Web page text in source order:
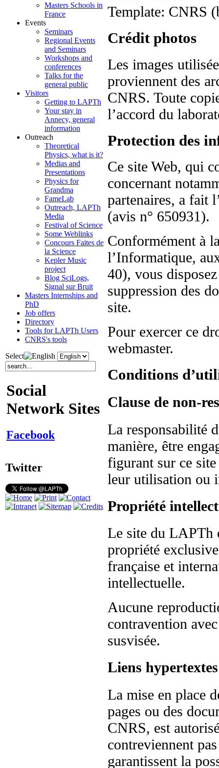
Masters Schools in
France
Events
Seminars
Regional Events
and Seminars
Workshops and
conferences
Talks for the
general public
Visitors
Getting to LAPTh
Your stay in
Annecy, general
information
Outreach
Theoretical
Physics, what is it?
Medias and
Presentations
Physics for
Grandma
FameLab
Outreach, LAPTh
Media
Festival of Science
Some Weblinks
Concours Faites de
la Science
Kepler Music
project
Blog SciLogs,
Signal sur Bruit
Masters Internships and
PhD
Job offers
Directory
Tools for LAPTh Users
CNRS's tools
Select
Social
Network Sites
Facebook
Twitter
Template: CNRS
Crédit photos
Les images
proviennent des
CNRS. Toute
l’accord du
Protection des
Ce site Web, qui
concernant
partenaires, a fait
(avis n° 650931).
Conformément à
l’Informatique,
40), vous
suppression des
site.
Pour exercer ce
webmaster.
Conditions
Clause de non-
La responsabilité
manière, être
figurant sur ce
leur utilisation ou
Propriété
Le site du LAPTh
propriété
française et
intellectuelle.
Aucune
contravention
susvisée.
Liens hypertextes
La mise en place
pages ou des
CNRS, est
contreviennent
garantissent la